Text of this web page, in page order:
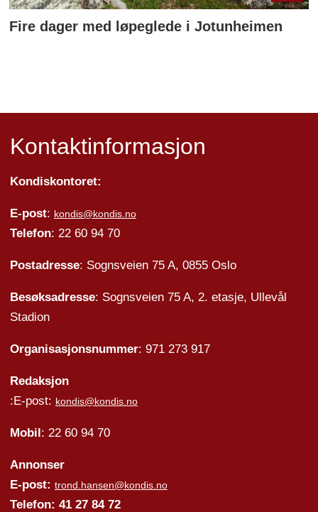
Fire dager med løpeglede i Jotunheimen
Kontaktinformasjon
Kondiskontoret:
E-post: kondis@kondis.no
Telefon: 22 60 94 70
Postadresse: Sognsveien 75 A, 0855 Oslo
Besøksadresse: Sognsveien 75 A, 2. etasje, Ullevål
Stadion
Organisasjonsnummer: 971 273 917
Redaksjon
:E-post: kondis@kondis.no
Mobil: 22 60 94 70
Annonser
E-post: trond.hansen@kondis.no
Telefon: 41 27 84 72